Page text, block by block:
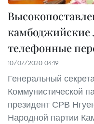
камбоджийские
телефонные
10/07/2020 04:19
Генеральный
Коммунистической
президент СРВ
Народной партии